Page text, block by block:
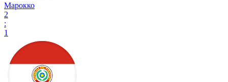
Марокко
2
:
1